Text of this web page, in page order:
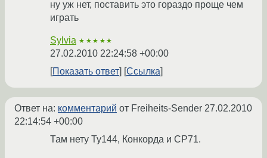
ну уж нет, поставить это гораздо проще чем
играть
Sylvia ★★★★★
27.02.2010 22:24:58 +00:00
Показать ответ
Ссылка
Ответ на: комментарий от Freiheits-Sender 27.02.2010
22:14:54 +00:00
Там нету Ту144, Конкорда и СР71.